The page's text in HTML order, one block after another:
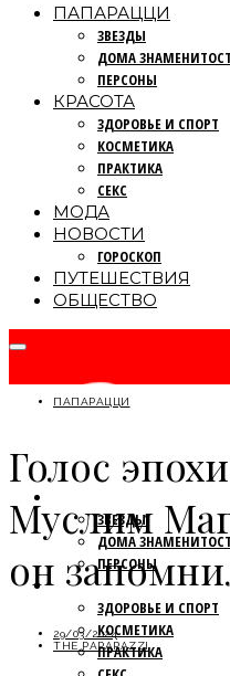
ПАПАРАЦЦИ
ЗВЕЗДЫ
ДОМА
ПЕРСОНЫ
КРАСОТА
ЗДОРОВЬЕ И СПОРТ
КОСМЕТИКА
ПРАКТИКА
СЕКС
МОДА
НОВОСТИ
ГОРОСКОП
ПУТЕШЕСТВИЯ
ОБЩЕСТВО
ЗВЕЗДЫ
ДОМА
ПЕРСОНЫ
КРАСОТА
ЗДОРОВЬЕ И СПОРТ
КОСМЕТИКА
ПРАКТИКА
ПАПАРАЦЦИ
Голос
Муслим
он
29/03/2024
THE PAPARAZZI